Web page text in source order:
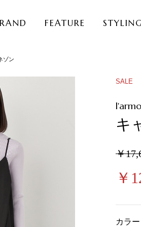
FEATURE
ゾン
SALE
キ
￥
￥
カラー